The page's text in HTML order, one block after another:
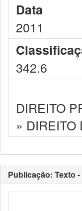
Data
2011
342.6
DIREITO
» DIREITO
Publicação: Texto